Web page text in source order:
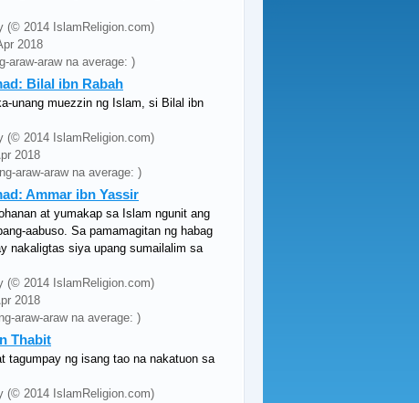
(© 2014 IslamReligion.com)
2018
araw-araw na average: )
Bilal ibn Rabah
unang muezzin ng Islam, si Bilal ibn
(© 2014 IslamReligion.com)
2018
araw-araw na average: )
Ammar ibn Yassir
at yumakap sa Islam ngunit ang
aabuso. Sa pamamagitan ng habag
nakaligtas siya upang sumailalim sa
(© 2014 IslamReligion.com)
2018
araw-araw na average: )
Thabit
tagumpay ng isang tao na nakatuon sa
(© 2014 IslamReligion.com)